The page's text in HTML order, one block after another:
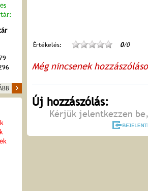
Értékelés: 0/0
Még nincsenek
Új hozzászólás:
Kérjük jelentkezzen